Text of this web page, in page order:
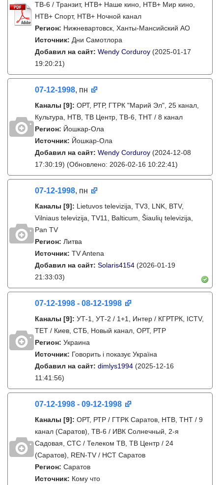
ТВ-6 / Транзит, НТВ+ Наше кино, НТВ+ Мир кино,
НТВ+ Спорт, НТВ+ Ночной канал
Регион: Нижневартовск, Ханты-Мансийский АО
Источник: Дни Самотлора
Добавил на сайт: Wendy Corduroy (2025-01-17
19:20:21)
07-12-1998, пн
Каналы [9]: ОРТ, РТР, ГТРК "Марий Эл", 25 канал,
Культура, НТВ, ТВ Центр, ТВ-6, ТНТ / 8 канал
Регион: Йошкар-Ола
Источник: Йошкар-Ола
Добавил на сайт: Wendy Corduroy (2024-12-08
17:30:19) (Обновлено: 2026-02-16 10:22:41)
07-12-1998, пн
Каналы [9]: Lietuvos televizija, TV3, LNK, BTV,
Vilniaus televizija, TV11, Balticum, Šiaulių televizija,
Pan TV
Регион: Литва
Источник: TV Antena
Добавил на сайт: Solaris4154 (2026-01-19
21:33:03)
07-12-1998 - 08-12-1998
Каналы [9]: УТ-1, УТ-2 / 1+1, Интер / КГРТРК, ICTV,
ТЕТ / Киев, СТБ, Новый канал, ОРТ, РТР
Регион: Украина
Источник: Говорить і показує Україна
Добавил на сайт: dimlys1994 (2025-12-16
11:41:56)
07-12-1998 - 09-12-1998
Каналы [9]: ОРТ, РТР / ГТРК Саратов, НТВ, ТНТ / 9
канал (Саратов), ТВ-6 / ИВК Солнечный, 2-я
Садовая, СТС / Телеком ТВ, ТВ Центр / 24
(Саратов), REN-TV / НСТ Саратов
Регион: Саратов
Источник: Кому что